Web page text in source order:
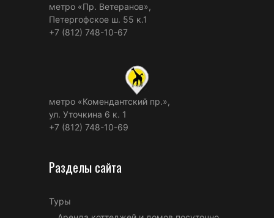
метро «Пр. Ветеранов»,
Петергофское ш. 55 к.1
+7 (812) 748-10-67
метро «Комендантский пр.»,
ул. Уточкина 6 к. 1
+7 (812) 748-10-69
Разделы сайта
Туры